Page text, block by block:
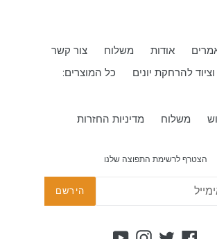
אודות משלוח
צור קשר
להרחקת יונים
כל המוצרים:
משלוח מדיניות החזרות
הצטרף לרשימת התפוצה שלנו
הירשם